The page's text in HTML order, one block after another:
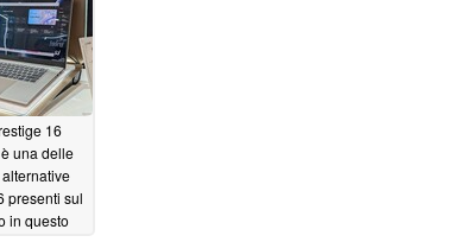
16
una delle
presenti sul
in questo